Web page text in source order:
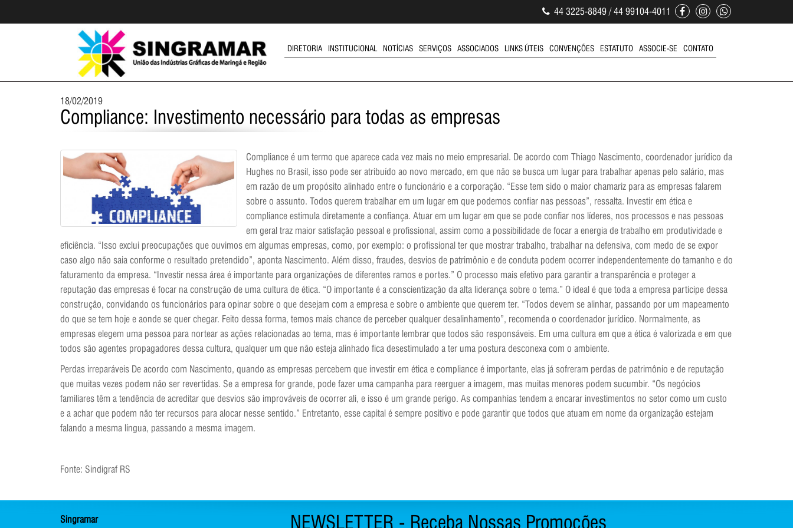
44 3225-8849 / 44 99104-4011
DIRETORIA INSTITUCIONAL NOTÍCIAS SERVIÇOS ASSOCIADOS LINKS ÚTEIS CONVENÇÕES ESTATUTO ASSOCIE-SE CONTATO
18/02/2019
Compliance: Investimento necessário para todas as empresas
Compliance é um termo que aparece cada vez mais no meio empresarial. De acordo com Thiago Nascimento, coordenador jurídico da
Hughes no Brasil, isso pode ser atribuído ao novo mercado, em que não se busca um lugar para trabalhar apenas pelo salário, mas
em razão de um propósito alinhado entre o funcionário e a corporação. “Esse tem sido o maior chamariz para as empresas falarem
sobre o assunto. Todos querem trabalhar em um lugar em que podemos confiar nas pessoas”, ressalta. Investir em ética e
compliance estimula diretamente a confiança. Atuar em um lugar em que se pode confiar nos líderes, nos processos e nas pessoas
em geral traz maior satisfação pessoal e profissional, assim como a possibilidade de focar a energia de trabalho em produtividade e
eficiência. “Isso exclui preocupações que ouvimos em algumas empresas, como, por exemplo: o profissional ter que mostrar trabalho, trabalhar na defensiva, com medo de se expor
caso algo não saia conforme o resultado pretendido”, aponta Nascimento. Além disso, fraudes, desvios de patrimônio e de conduta podem ocorrer independentemente do tamanho e do
faturamento da empresa. “Investir nessa área é importante para organizações de diferentes ramos e portes.” O processo mais efetivo para garantir a transparência e proteger a
reputação das empresas é focar na construção de uma cultura de ética. “O importante é a conscientização da alta liderança sobre o tema.” O ideal é que toda a empresa participe dessa
construção, convidando os funcionários para opinar sobre o que desejam com a empresa e sobre o ambiente que querem ter. “Todos devem se alinhar, passando por um mapeamento
do que se tem hoje e aonde se quer chegar. Feito dessa forma, temos mais chance de perceber qualquer desalinhamento”, recomenda o coordenador jurídico. Normalmente, as
empresas elegem uma pessoa para nortear as ações relacionadas ao tema, mas é importante lembrar que todos são responsáveis. Em uma cultura em que a ética é valorizada e em que
todos são agentes propagadores dessa cultura, qualquer um que não esteja alinhado fica desestimulado a ter uma postura desconexa com o ambiente.
Perdas irreparáveis De acordo com Nascimento, quando as empresas percebem que investir em ética e compliance é importante, elas já sofreram perdas de patrimônio e de reputação
que muitas vezes podem não ser revertidas. Se a empresa for grande, pode fazer uma campanha para reerguer a imagem, mas muitas menores podem sucumbir. “Os negócios
familiares têm a tendência de acreditar que desvios são improváveis de ocorrer ali, e isso é um grande perigo. As companhias tendem a encarar investimentos no setor como um custo
e a achar que podem não ter recursos para alocar nesse sentido.” Entretanto, esse capital é sempre positivo e pode garantir que todos que atuam em nome da organização estejam
falando a mesma língua, passando a mesma imagem.
Fonte: Sindigraf RS
Singramar NEWSLETTER - Receba Nossas Promoções